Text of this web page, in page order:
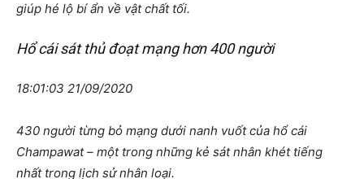
giúp hé lộ bí ẩn về vật chất tối.
Hổ cái sát thủ đoạt mạng hơn 400 người
18:01:03 21/09/2020
430 người từng bỏ mạng dưới nanh vuốt của hổ cái
Champawat – một trong những kẻ sát nhân khét tiếng
nhất trong lịch sử nhân loại.